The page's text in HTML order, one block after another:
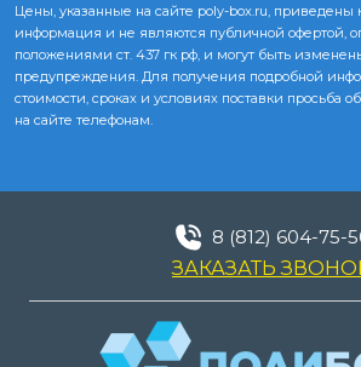
Цены, указанные на сайте poly-box.ru, приведены
информация и не являются публичной офертой,
положениями ст. 437 гк рф, и могут быть
предупреждения. Для получения подробной
стоимости, сроках и условиях поставки просьба
на сайте телефонам.
8 (812) 604-75-
ЗАКАЗАТЬ